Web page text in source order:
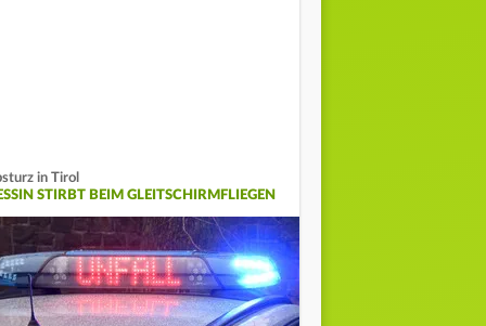
in Tirol
STIRBT BEIM GLEITSCHIRMFLIEGEN